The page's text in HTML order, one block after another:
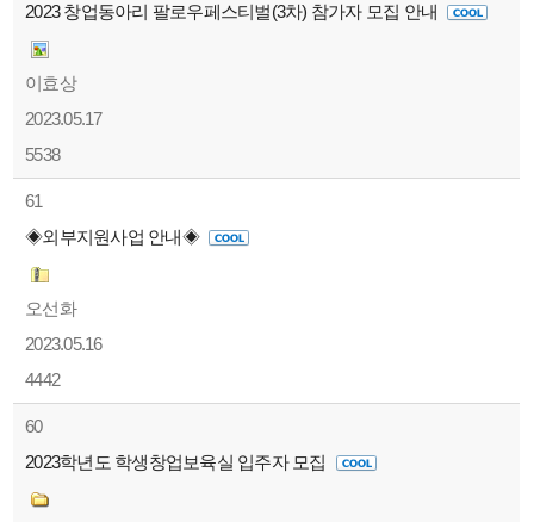
2023 창업동아리 팔로우페스티벌(3차) 참가자 모집 안내
이효상
2023.05.17
5538
61
◈외부지원사업 안내◈
오선화
2023.05.16
4442
60
2023학년도 학생창업보육실 입주자 모집